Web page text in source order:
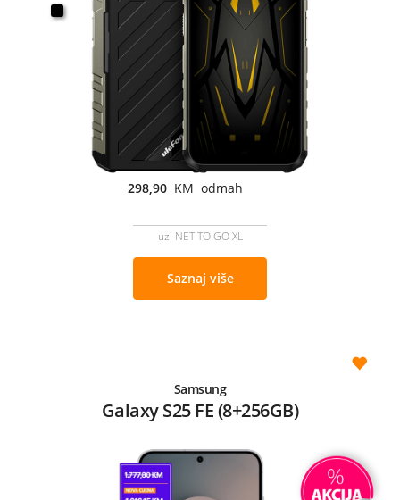
298,90 KM odmah
uz NET TO GO XL
Saznaj više
Samsung
Galaxy S25 FE (8+256GB)